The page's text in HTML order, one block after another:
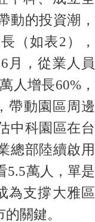
動的投資潮，
（如表2），
月，從業人員
人增長60%，
帶動園區周邊
中科園區在台
總部陸續啟用
5.5萬人，單是
為支撐大雅區
關鍵。